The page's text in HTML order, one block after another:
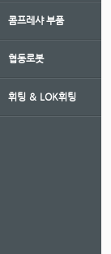
콤프레샤 부품
협동로봇
휘팅 ＆ LOK휘팅